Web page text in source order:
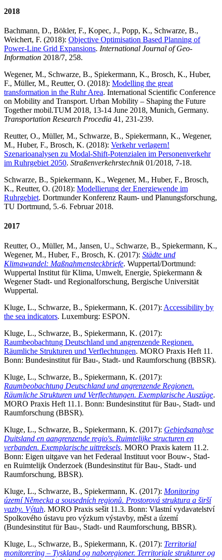
2018
Bachmann, D., Bökler, F., Kopec, J., Popp, K., Schwarze, B.,
Weichert, F. (2018): Objective Optimisation Based Planning of
Power-Line Grid Expansions. International Journal of Geo-
Information 2018/7, 258.
Wegener, M., Schwarze, B., Spiekermann, K., Brosch, K., Huber,
F., Müller, M., Reutter, O. (2018): Modelling the great
transformation in the Ruhr Area. International Scientific Conference
on Mobility and Transport. Urban Mobility – Shaping the Future
Together mobil.TUM 2018, 13-14 June 2018, Munich, Germany.
Transportation Research Procedia 41, 231-239.
Reutter, O., Müller, M., Schwarze, B., Spiekermann, K., Wegener,
M., Huber, F., Brosch, K. (2018): Verkehr verlagern!
Szenarioanalysen zu Modal-Shift-Potenzialen im Personenverkehr
im Ruhrgebiet 2050. Straßenverkehrstechnik01/2018, 7-18.
Schwarze, B., Spiekermann, K., Wegener, M., Huber, F., Brosch,
K., Reutter, O. (2018): Modellierung der Energiewende im
Ruhrgebiet. Dortmunder Konferenz Raum- und Planungsforschung,
TU Dortmund, 5.-6. Februar 2018.
2017
Reutter, O., Müller, M., Jansen, U., Schwarze, B., Spiekermann, K.,
Wegener, M., Huber, F., Brosch, K. (2017): Städte und
Klimawandel: Maßnahmensteckbriefe. Wuppertal/Dortmund:
Wuppertal Institut für Klima, Umwelt, Energie, Spiekermann &
Wegener Stadt- und Regionalforschung, Bergische Universität
Wuppertal.
Kluge, L., Schwarze, B., Spiekermann, K. (2017): Accessibility by
the sea indicators. Luxemburg: ESPON.
Kluge, L., Schwarze, B., Spiekermann, K. (2017):
Raumbeobachtung Deutschland und angrenzende Regionen.
Räumliche Strukturen und Verflechtungen. MORO Praxis Heft 11.
Bonn: Bundesinstitut für Bau-, Stadt- und Raumforschung (BBSR).
Kluge, L., Schwarze, B., Spiekermann, K. (2017):
Raumbeobachtung Deutschland und angrenzende Regionen.
Räumliche Strukturen und Verflechtungen. Exemplarische Auszüge.
MORO Praxis Heft 11.1. Bonn: Bundesinstitut für Bau-, Stadt- und
Raumforschung (BBSR).
Kluge, L., Schwarze, B., Spiekermann, K. (2017): Gebiedsanalyse
Duitsland en aangrenzende regio's. Ruimtelijke structuren en
verbanden. Exemplarische uittreksels. MORO Praxis katern 11.2.
Bonn: Eigen uitgave van het Federaal Instituut voor Bouw-, Stad-
en Ruimtelijk Onderzoek (Bundesinstitut für Bau-, Stadt- und
Raumforschung, BBSR).
Kluge, L., Schwarze, B., Spiekermann, K. (2017): Monitoring
území Německa a sousedních regionů. Prostorová struktura a širší
vazby. Výtah. MORO Praxis sešit 11.3. Bonn: Vlastní vydavatelství
Spolkového ústavu pro výzkum výstavby, měst a území
(Bundesinstitut für Bau-, Stadt- und Raumforschung, BBSR).
Kluge, L., Schwarze, B., Spiekermann, K. (2017): Territorial
monitorering – Tyskland og naboregioner. Territoriale strukturer og